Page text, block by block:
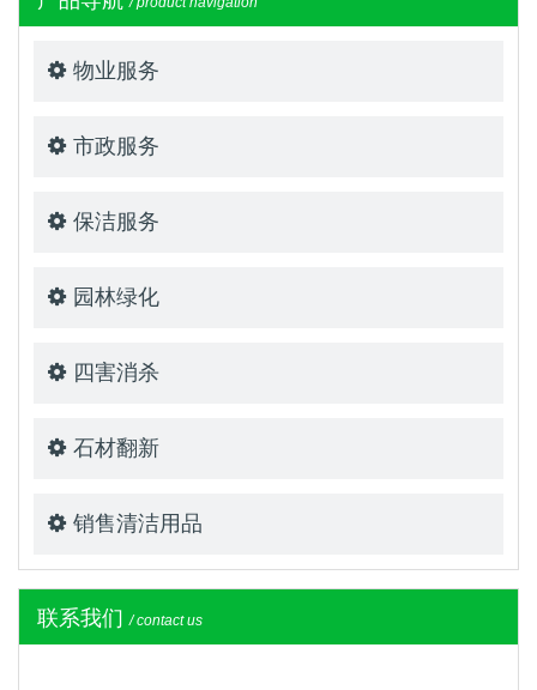
物业服务
市政服务
保洁服务
园林绿化
四害消杀
石材翻新
销售清洁用品
联系我们 / contact us